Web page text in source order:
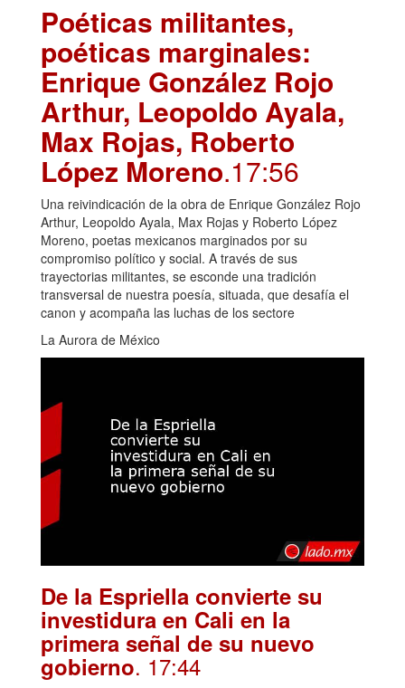
Poéticas militantes,
poéticas marginales:
Enrique González Rojo
Arthur, Leopoldo Ayala,
Max Rojas, Roberto
López Moreno.17:56
Una reivindicación de la obra de Enrique González Rojo
Arthur, Leopoldo Ayala, Max Rojas y Roberto López
Moreno, poetas mexicanos marginados por su
compromiso político y social. A través de sus
trayectorias militantes, se esconde una tradición
transversal de nuestra poesía, situada, que desafía el
canon y acompaña las luchas de los sectore
La Aurora de México
De la Espriella convierte su
investidura en Cali en la
primera señal de su nuevo
gobierno. 17:44